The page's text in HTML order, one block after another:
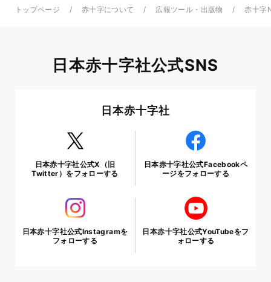
トップページ 赤十字について 広報ツール・出版物 赤十字
日本赤十字社公式SNS
日本赤十字社
日本赤十字社公式X（旧
Twitter）をフォローする
日本赤十字社公式Facebookペ
ージをフォローする
日本赤十字社公式Instagramを
フォローする
日本赤十字社公式YouTubeをフ
ォローする